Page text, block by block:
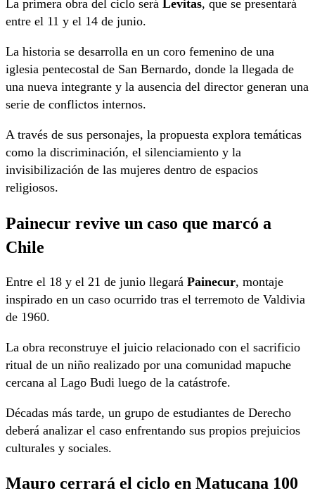
La primera obra del ciclo será Levitas, que se presentará
entre el 11 y el 14 de junio.
La historia se desarrolla en un coro femenino de una
iglesia pentecostal de San Bernardo, donde la llegada de
una nueva integrante y la ausencia del director generan una
serie de conflictos internos.
A través de sus personajes, la propuesta explora temáticas
como la discriminación, el silenciamiento y la
invisibilización de las mujeres dentro de espacios
religiosos.
Painecur revive un caso que marcó a
Chile
Entre el 18 y el 21 de junio llegará Painecur, montaje
inspirado en un caso ocurrido tras el terremoto de Valdivia
de 1960.
La obra reconstruye el juicio relacionado con el sacrificio
ritual de un niño realizado por una comunidad mapuche
cercana al Lago Budi luego de la catástrofe.
Décadas más tarde, un grupo de estudiantes de Derecho
deberá analizar el caso enfrentando sus propios prejuicios
culturales y sociales.
Mauro cerrará el ciclo en Matucana 100